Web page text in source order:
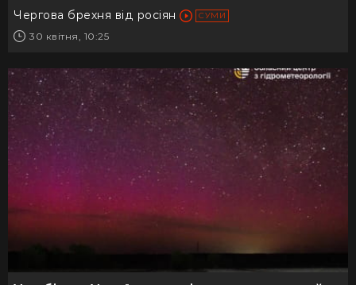
Чергова брехня від росіян СУМИ
30 квітня, 10:25